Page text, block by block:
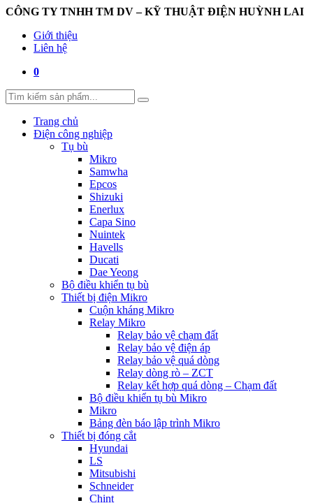
CÔNG TY TNHH TM DV – KỸ THUẬT ĐIỆN HUỲNH LAI
Giới thiệu
Liên hệ
0
Trang chủ
Điện công nghiệp
Tụ bù
Mikro
Samwha
Epcos
Shizuki
Enerlux
Capa Sino
Nuintek
Havells
Ducati
Dae Yeong
Bộ điều khiển tụ bù
Thiết bị điện Mikro
Cuộn kháng Mikro
Relay Mikro
Relay bảo vệ chạm đất
Relay bảo vệ điện áp
Relay bảo vệ quá dòng
Relay dòng rò – ZCT
Relay kết hợp quá dòng – Chạm đất
Bộ điều khiển tụ bù Mikro
Mikro
Bảng đèn báo lập trình Mikro
Thiết bị đóng cắt
Hyundai
LS
Mitsubishi
Schneider
Chint